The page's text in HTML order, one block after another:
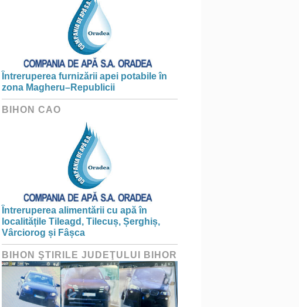
Întreruperea furnizării apei potabile în
zona Magheru–Republicii
BIHON CAO
Întreruperea alimentării cu apă în
localitățile Tileagd, Tilecuș, Șerghiș,
Vârciorog și Fâșca
BIHON ŞTIRILE JUDEŢULUI BIHOR